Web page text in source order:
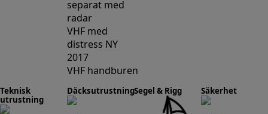
separat med
radar
VHF med
distress NY
2017
VHF handburen
Teknisk
utrustning
DäcksutrustningSegel & Rigg Säkerhet